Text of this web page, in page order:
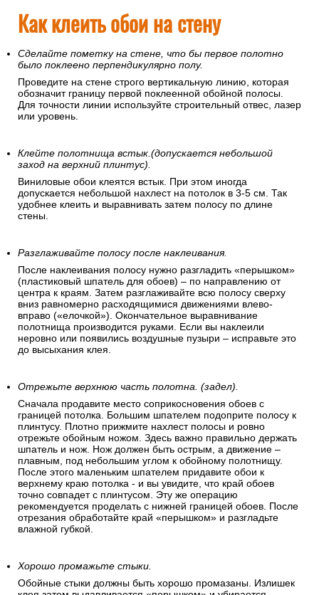
где часть стены будет скрыта мебелью или занавесками.
Как клеить обои на стену
Сделайте пометку на стене, что бы первое полотно
было поклеено перпендикулярно полу.
Проведите на стене строго вертикальную линию, которая
или уровень.
Клейте полотнища встык.(допускается небольшой
заход на верхний плинтус).
Виниловые обои клеятся встык. При этом иногда
стены.
Разглаживайте полосу после наклеивания.
После наклеивания полосу нужно разгладить «перышком»
(пластиковый шпатель для обоев) – по направлению от
центра к краям. Затем разглаживайте всю полосу сверху
вниз равномерно расходящимися движениями влево-
вправо («елочкой»). Окончательное выравнивание
до высыхания клея.
Отрежьте верхнюю часть полотна. (задел).
Сначала продавите место соприкосновения обоев с
границей потолка. Большим шпателем подоприте полосу к
плинтусу. Плотно прижмите нахлест полосы и ровно
отрежьте обойным ножом. Здесь важно правильно держать
шпатель и нож. Нож должен быть острым, а движение –
плавным, под небольшим углом к обойному полотнищу.
После этого маленьким шпателем придавите обои к
верхнему краю потолка - и вы увидите, что край обоев
точно совпадет с плинтусом. Эту же операцию
влажной губкой.